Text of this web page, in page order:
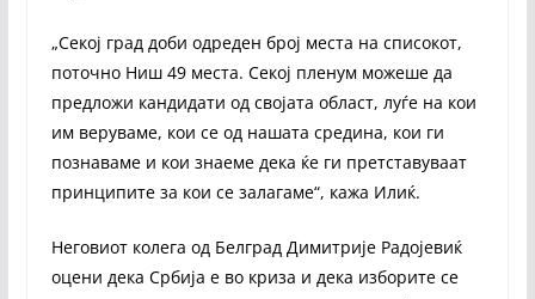
„Секој град доби одреден број места на списокот,
поточно Ниш 49 места. Секој пленум можеше да
предложи кандидати од својата област, луѓе на кои
им веруваме, кои се од нашата средина, кои ги
познаваме и кои знаеме дека ќе ги претставуваат
принципите за кои се залагаме“, кажа Илиќ.
Неговиот колега од Белград Димитрије Радојевиќ
оцени дека Србија е во криза и дека изборите се